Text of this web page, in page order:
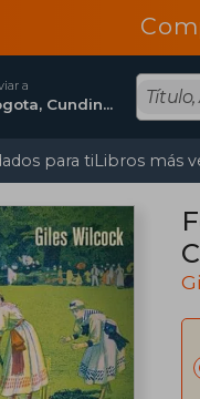
a
Bogota, Cundinamarca
para tiLibros más